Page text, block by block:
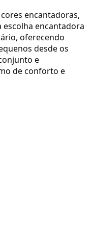
encantadoras,
escolha encantadora
oferecendo
desde os
e
de conforto e